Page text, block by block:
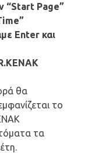
“Start Page”
Enter και
θα
το
τα